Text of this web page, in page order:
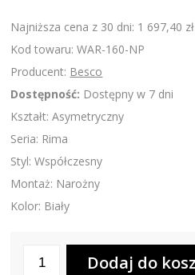
Najniższa cena z 30 dni: 1 697,40 zł
Kod towaru: WAR-160-NP
Producent: Besco
Dostępność: Dostępny w 7 dni
Kształt: Asymetryczny
Seria: Rima
Styl: Współczesny
Montaż: Narożny
Kolor: Biały